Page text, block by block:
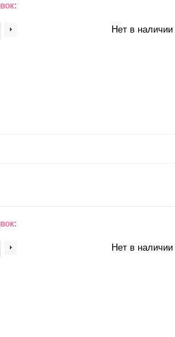
Нет в наличии
Нет в наличии